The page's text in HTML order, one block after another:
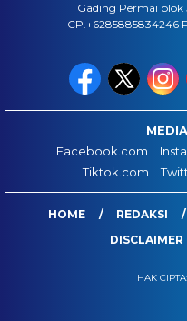
Gading Permai blok
CP.+6285885834246
Facebook.com
Tiktok.com
HOME REDAKSI
DISCLAIMER
HAK